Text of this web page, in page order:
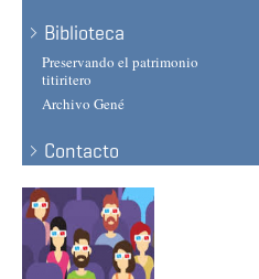
Biblioteca
Preservando el patrimonio
titiritero
Archivo Gené
Contacto